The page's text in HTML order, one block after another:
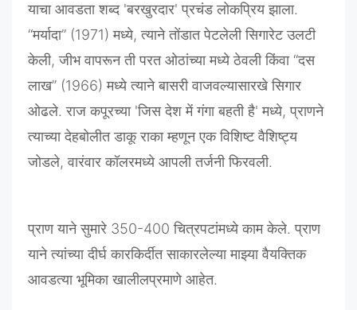
याचा आवडता शब्द'बरखुरदार'प्रचंड लोकप्रिय झाला.
“मर्यादा” (1971)मध्ये,त्याने तोंडात पेटलेली सिगारेट उलटी
केली,जीभ वापरून ती परत ओठांच्या मध्ये ठेवली किंवा“दस
लाख” (1966)मध्ये त्याने बासरी वाजवल्यासारखे सिगार
ओढले.राज कपूरच्या'जिस देश में गंगा बहती है'मध्ये,प्राणने
त्याच्या देहबोलीत डाकू राका म्हणून एक विशिष्ट वैशिष्ट्य
जोडले,वारंवार कॉलरमध्ये आपली तर्जनी फिरवली.
प्राण याने सुमारे 350-400चित्रपटांमध्ये काम केले.प्राण
याने त्यांच्या दीर्घ कारकिर्दीत साकारलेल्या माझ्या वैयक्तिक
आवडत्या भूमिका खालीलप्रमाणे आहेत.